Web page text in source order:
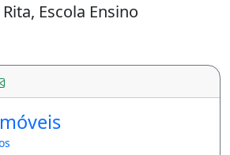
Escola Ensino
possui aproximadamente
terreno 6x15m,
1 suíte,